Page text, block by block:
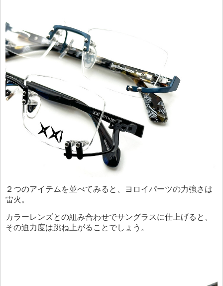
２つのアイテムを並べてみると、ヨロイパーツの力強さは
雷火。
カラーレンズとの組み合わせでサングラスに仕上げると、
その迫力度は跳ね上がることでしょう。